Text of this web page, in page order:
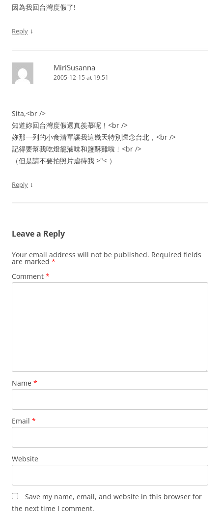
因為我回台灣度假了!
Reply ↓
MiriSusanna
2005-12-15 at 19:51
Sita,<br />
知道妳回台灣度假還真羨慕呢﹗<br />
妳那一列的小食清單讓我這幾天特別懷念台北，<br />
記得要幫我吃燈籠滷味和鹽酥雞啦﹗<br />
（但是請不要拍照片虐待我 >"< ）
Reply ↓
Leave a Reply
Your email address will not be published. Required fields
are marked *
Comment *
Name *
Email *
Website
Save my name, email, and website in this browser for
the next time I comment.